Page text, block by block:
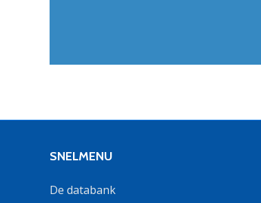
SNELMENU
De databank